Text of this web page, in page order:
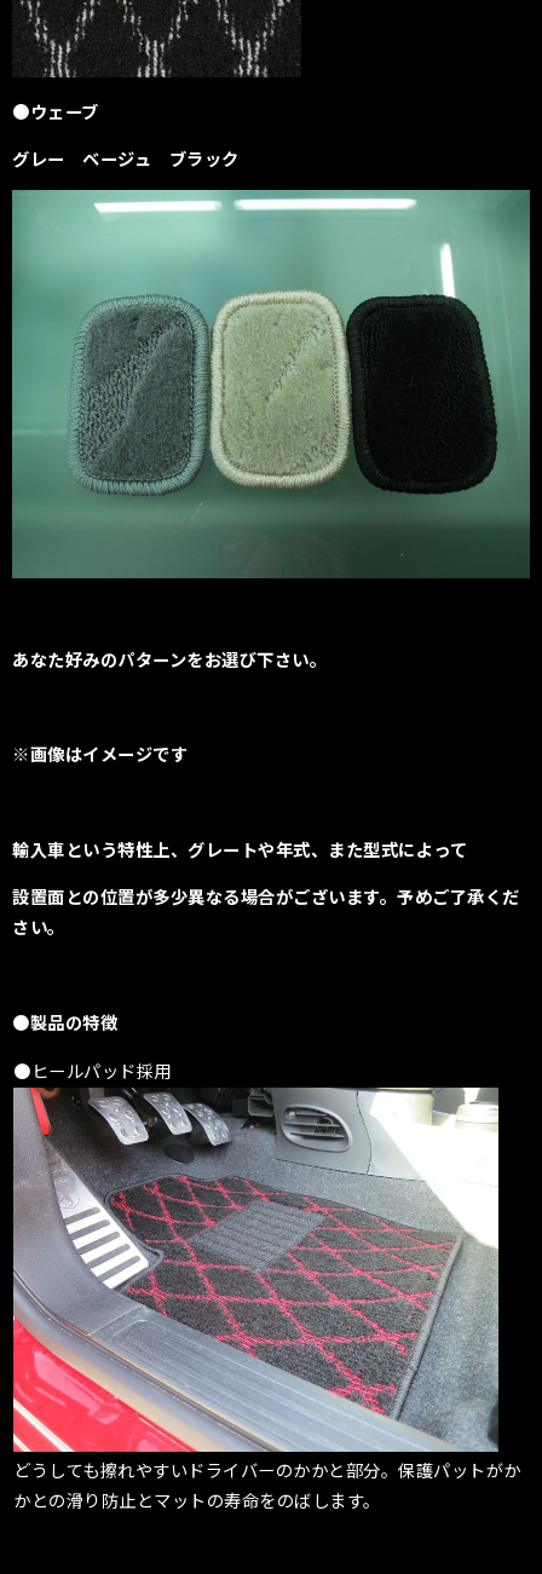
●ウェーブ
グレー ベージュ ブラック
あなた好みのパターンをお選び下さい。
※画像はイメージです
輸入車という特性上、グレートや年式、また型式によって
設置面との位置が多少異なる場合がございます。予めご了承くだ
さい。
●製品の特徴
●ヒールパッド採用
どうしても擦れやすいドライバーのかかと部分。保護パットがか
かとの滑り防止とマットの寿命をのばします。